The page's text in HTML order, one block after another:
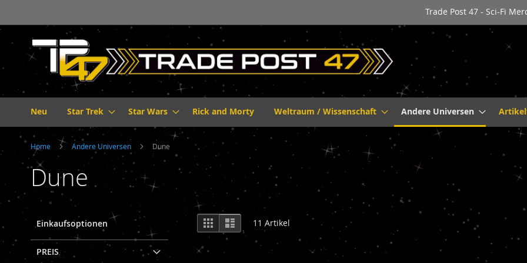
zum
Trade Post 47 - Sci-Fi
Neu Star Trek Star Wars Rick and Morty Weltraum / Wissenschaft Andere Universen
Home Andere Universen Dune
Dune
Ansicht
als
RasterListe 11 Artikel
Einkaufsoptionen
PREIS